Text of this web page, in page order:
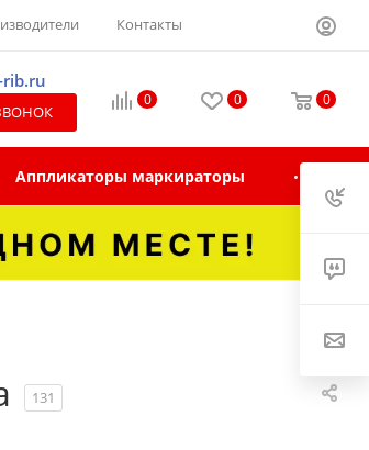
Контакты
rib.ru
ЗВОНОК
0 0 0
Аппликаторы маркираторы
131